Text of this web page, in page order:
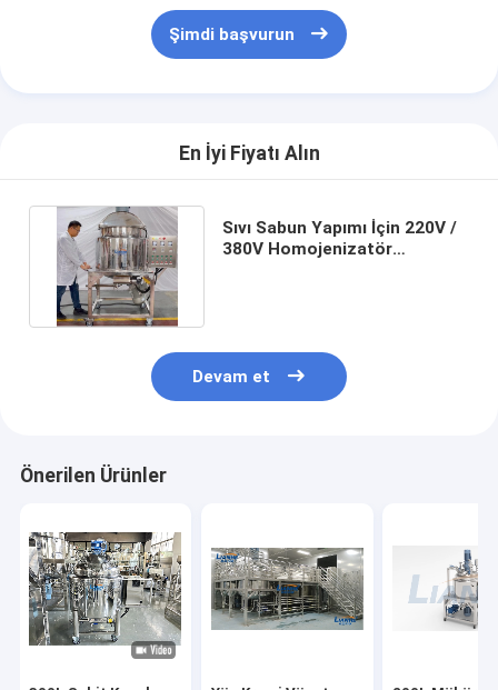
Şimdi başvurun
En İyi Fiyatı Alın
Sıvı Sabun Yapımı İçin 220V /
380V Homojenizatör
Devam et
Önerilen Ürünler